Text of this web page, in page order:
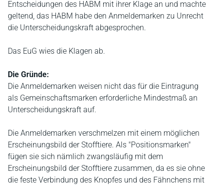
Entscheidungen des HABM mit ihrer Klage an und machte
geltend, das HABM habe den Anmeldemarken zu Unrecht
die Unterscheidungskraft abgesprochen.
Das EuG wies die Klagen ab.
Die Gründe:
Die Anmeldemarken weisen nicht das für die Eintragung
als Gemeinschaftsmarken erforderliche Mindestmaß an
Unterscheidungskraft auf.
Die Anmeldemarken verschmelzen mit einem möglichen
Erscheinungsbild der Stofftiere. Als "Positionsmarken"
fügen sie sich nämlich zwangsläufig mit dem
Erscheinungsbild der Stofftiere zusammen, da es sie ohne
die feste Verbindung des Knopfes und des Fähnchens mit